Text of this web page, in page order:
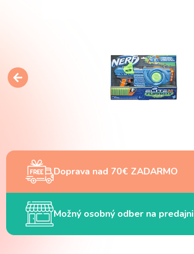
Doprava nad 70€ ZADARMO
Možný osobný odber na predajni